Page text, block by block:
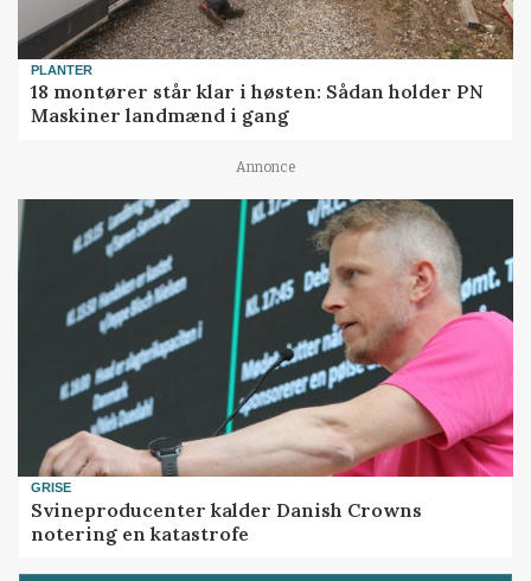
PLANTER
18 montører står klar i høsten: Sådan holder PN
Maskiner landmænd i gang
Annonce
GRISE
Svineproducenter kalder Danish Crowns
notering en katastrofe